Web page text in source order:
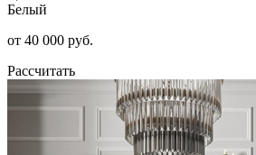
Белый
от 40 000 руб.
Рассчитать